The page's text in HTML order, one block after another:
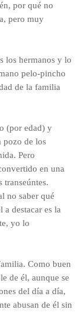
por qué no
pero muy
los hermanos y lo
pelo-pincho
de la familia
(por edad) y
pozo de los
Pero
en una
transeúntes.
no saber qué
destacar es la
yo lo
Como buen
de él, aunque se
del día a día,
abusan de él sin